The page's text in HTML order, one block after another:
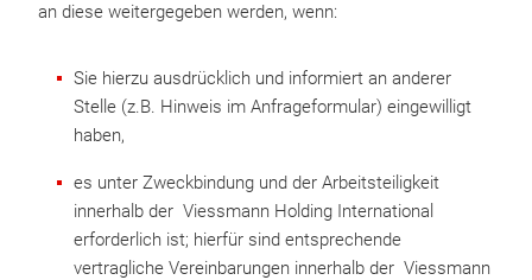
an diese weitergegeben werden, wenn:
Sie hierzu ausdrücklich und informiert an anderer
Stelle (z.B. Hinweis im Anfrageformular) eingewilligt
haben,
es unter Zweckbindung und der Arbeitsteiligkeit
innerhalb der Viessmann Holding International
erforderlich ist; hierfür sind entsprechende
vertragliche Vereinbarungen innerhalb der Viessmann